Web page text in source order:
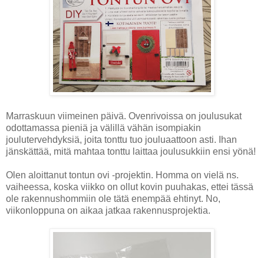
Marraskuun viimeinen päivä. Ovenrivoissa on joulusukat
odottamassa pieniä ja välillä vähän isompiakin
joulutervehdyksiä, joita tonttu tuo jouluaattoon asti. Ihan
jänskättää, mitä mahtaa tonttu laittaa joulusukkiin ensi yönä!
Olen aloittanut tontun ovi -projektin. Homma on vielä ns.
vaiheessa, koska viikko on ollut kovin puuhakas, ettei tässä
ole rakennushommiin ole tätä enempää ehtinyt. No,
viikonloppuna on aikaa jatkaa rakennusprojektia.